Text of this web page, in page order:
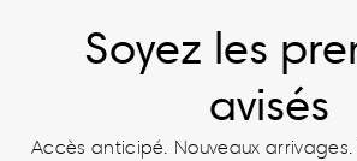
Soyez les
avisés
Accès anticipé. Nouveaux arrivages.